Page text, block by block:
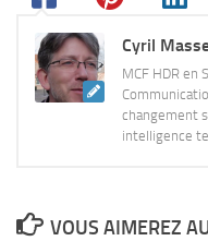
Cyril
MCF HDR en
changement
intelligence
VOUS AIMEREZ